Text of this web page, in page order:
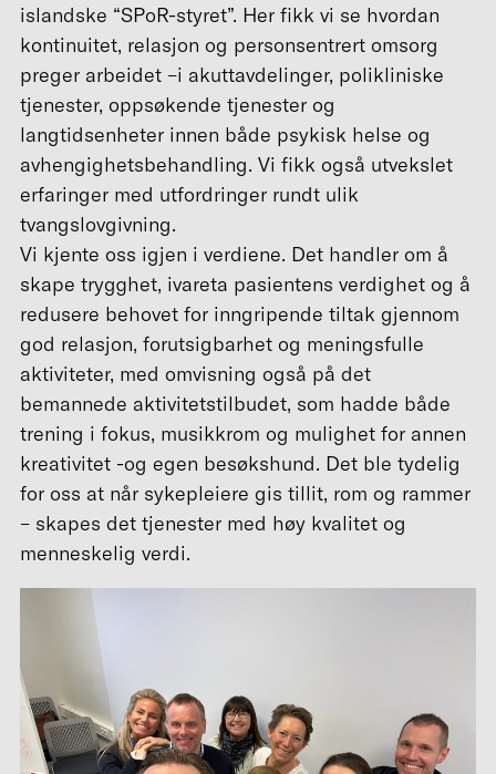
islandske “SPoR-styret”. Her fikk vi se hvordan
kontinuitet, relasjon og personsentrert omsorg
preger arbeidet –i akuttavdelinger, polikliniske
tjenester, oppsøkende tjenester og
langtidsenheter innen både psykisk helse og
avhengighetsbehandling. Vi fikk også utvekslet
erfaringer med utfordringer rundt ulik
tvangslovgivning.
Vi kjente oss igjen i verdiene. Det handler om å
skape trygghet, ivareta pasientens verdighet og å
redusere behovet for inngripende tiltak gjennom
god relasjon, forutsigbarhet og meningsfulle
aktiviteter, med omvisning også på det
bemannede aktivitetstilbudet, som hadde både
trening i fokus, musikkrom og mulighet for annen
kreativitet -og egen besøkshund. Det ble tydelig
for oss at når sykepleiere gis tillit, rom og rammer
– skapes det tjenester med høy kvalitet og
menneskelig verdi.